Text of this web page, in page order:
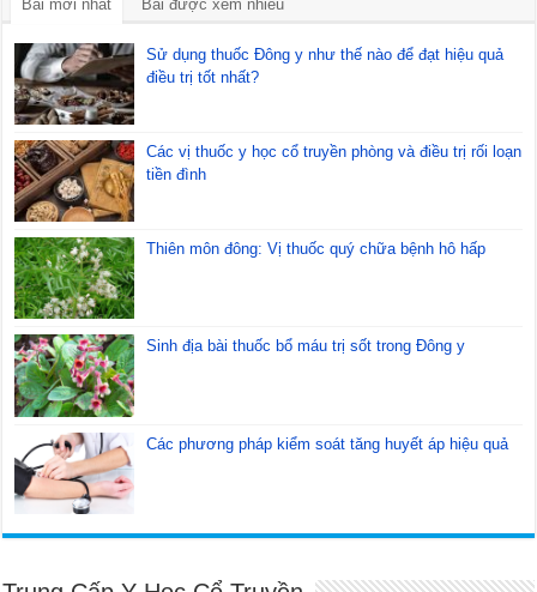
Bài mới nhất Bài được xem nhiều
Sử dụng thuốc Đông y như thế nào để đạt hiệu quả
điều trị tốt nhất?
Các vị thuốc y học cổ truyền phòng và điều trị rối loạn
tiền đình
Thiên môn đông: Vị thuốc quý chữa bệnh hô hấp
Sinh địa bài thuốc bổ máu trị sốt trong Đông y
Các phương pháp kiểm soát tăng huyết áp hiệu quả